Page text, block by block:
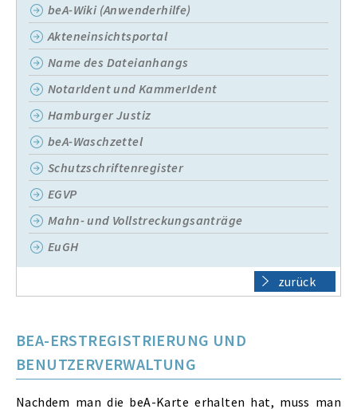
beA-Wiki (Anwenderhilfe)
Akteneinsichtsportal
Name des Dateianhangs
NotarIdent und KammerIdent
Hamburger Justiz
beA-Waschzettel
Schutzschriftenregister
EGVP
Mahn- und Vollstreckungsanträge
EuGH
zurück
BEA-ERSTREGISTRIERUNG UND
BENUTZERVERWALTUNG
Nachdem man die beA-Karte erhalten hat, muss man